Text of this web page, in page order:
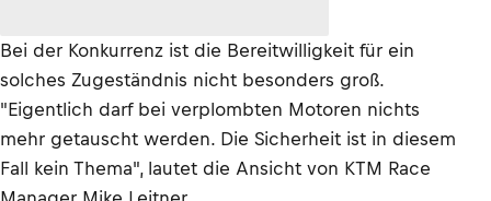
Bei der Konkurrenz ist die Bereitwilligkeit für ein
solches Zugeständnis nicht besonders groß.
"Eigentlich darf bei verplombten Motoren nichts
mehr getauscht werden. Die Sicherheit ist in diesem
Fall kein Thema", lautet die Ansicht von KTM Race